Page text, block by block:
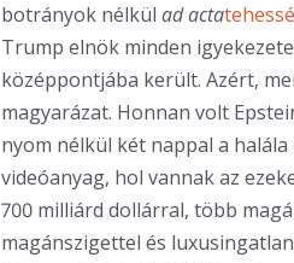
botrányok nélkül ad acta
Trump elnök minden
középpontjába került. Azért,
magyarázat. Honnan volt
nyom nélkül két nappal a
videóanyag, hol vannak az
700 milliárd dollárral, több
magánszigettel és